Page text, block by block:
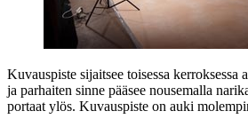
Kuvauspiste sijaitsee toisessa kerroksessa
ja parhaiten sinne pääsee nousemalla
portaat ylös. Kuvauspiste on auki